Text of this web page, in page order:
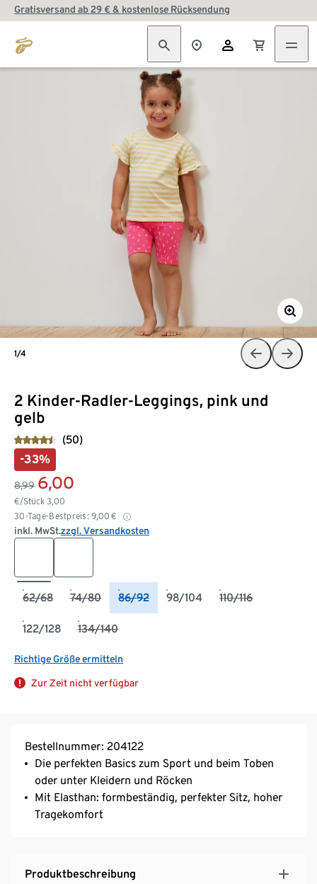
Gratisversand ab 29 € & kostenlose Rücksendung
2 Kinder-Radler-Leggings, pink und
gelb
(50)
-33%
8,99 6,00
€/Stück 3,00
30-Tage-Bestpreis: 9,00 €
inkl. MwSt.zzgl. Versandkosten
62/68 74/80 86/92 98/104 110/116
122/128 134/140
Richtige Größe ermitteln
Zur Zeit nicht verfügbar
1/4
Bestellnummer: 204122
Die perfekten Basics zum Sport und beim Toben
oder unter Kleidern und Röcken
Mit Elasthan: formbeständig, perfekter Sitz, hoher
Tragekomfort
Produktbeschreibung